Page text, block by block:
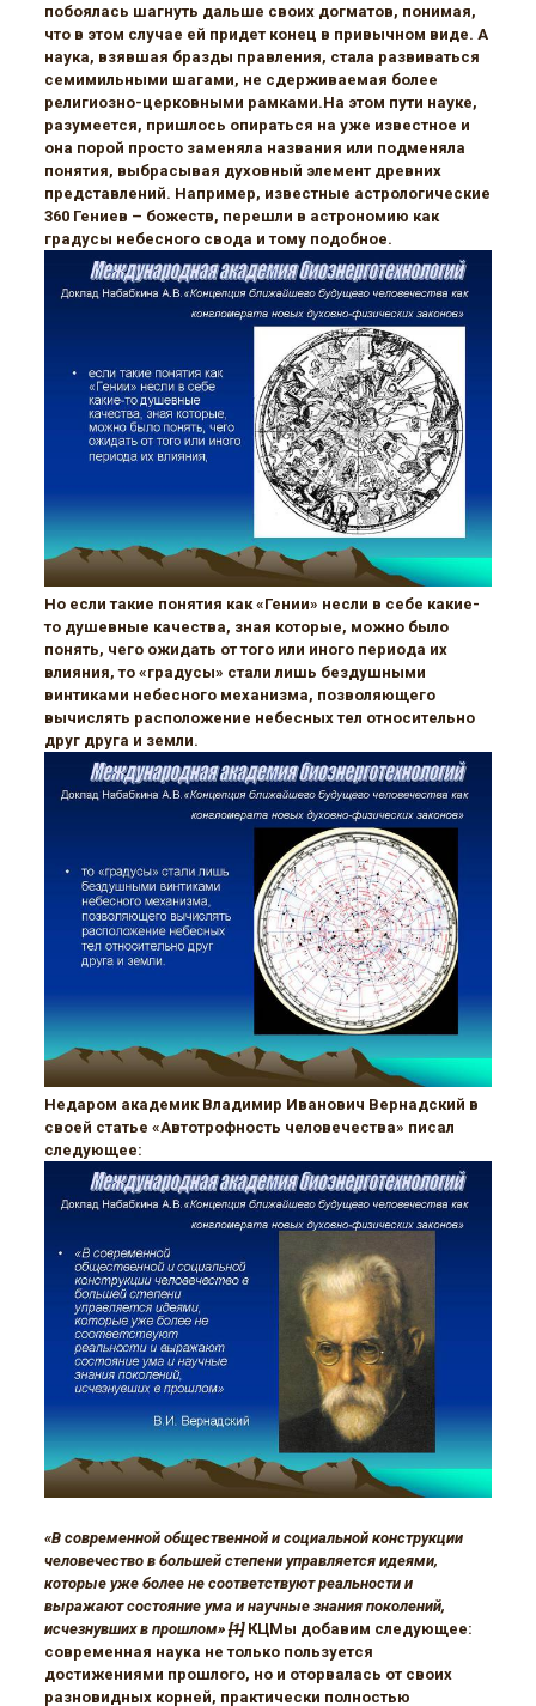
побоялась шагнуть дальше своих догматов, понимая,
что в этом случае ей придет конец в привычном виде. А
наука, взявшая бразды правления, стала развиваться
семимильными шагами, не сдерживаемая более
религиозно-церковными рамками.На этом пути науке,
разумеется, пришлось опираться на уже известное и
она порой просто заменяла названия или подменяла
понятия, выбрасывая духовный элемент древних
представлений. Например, известные астрологические
360 Гениев – божеств, перешли в астрономию как
градусы небесного свода и тому подобное.
Но если такие понятия как «Гении» несли в себе какие-
то душевные качества, зная которые, можно было
понять, чего ожидать от того или иного периода их
влияния, то «градусы» стали лишь бездушными
винтиками небесного механизма, позволяющего
вычислять расположение небесных тел относительно
друг друга и земли.
Недаром академик Владимир Иванович Вернадский в
своей статье «Автотрофность человечества» писал
следующее:
«В современной общественной и социальной конструкции
человечество в большей степени управляется идеями,
которые уже более не соответствуют реальности и
выражают состояние ума и научные знания поколений,
исчезнувших в прошлом»[1]КЦМы добавим следующее:
современная наука не только пользуется
достижениями прошлого, но и оторвалась от своих
разновидных корней, практически полностью